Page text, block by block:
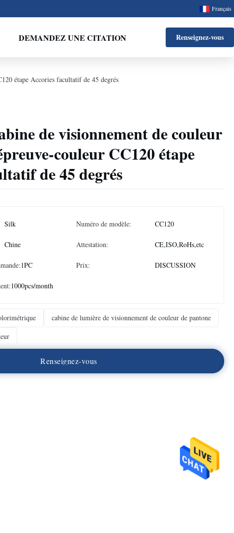
Français
DEMANDEZ UNE CITATION Renseignez-vous
étape Accories facultatif de 45 degrés
de visionnement de couleur
couleur CC120 étape
de 45 degrés
Silk Numéro de modèle: CC120
Chine Attestation: CE,ISO,RoHs,etc
1PC Prix: DISCUSSION
1000pcs/month
cabine de lumière de visionnement de couleur de pantone
Renseignez-vous